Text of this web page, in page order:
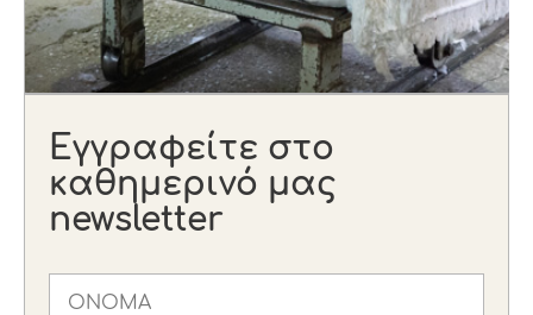
Εγγραφείτε στο
καθημερινό μας
newsletter